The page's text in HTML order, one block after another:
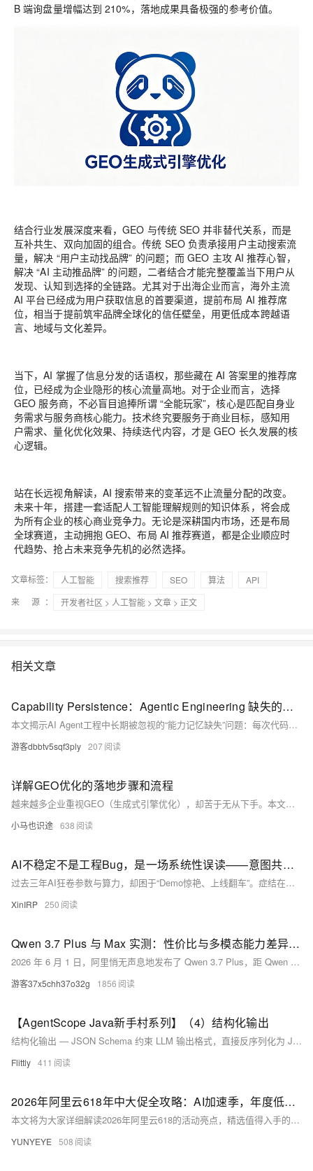
B 端询盘量增幅达到 210%，落地成果具备极强的参考价值。
结合行业发展深度来看，GEO 与传统 SEO 并非替代关系，而是
互补共生、双向加固的组合。传统 SEO 负责承接用户主动搜索流
量，解决 “用户主动找品牌” 的问题；而 GEO 主攻 AI 推荐心智，
解决 “AI 主动推品牌” 的问题，二者结合才能完整覆盖当下用户从
发现、认知到选择的全链路。尤其对于出海企业而言，海外主流
AI 平台已经成为用户获取信息的首要渠道，提前布局 AI 推荐席
位，相当于提前筑牢品牌全球化的信任壁垒，用更低成本跨越语
言、地域与文化差异。
当下，AI 掌握了信息分发的话语权，那些藏在 AI 答案里的推荐席
位，已经成为企业隐形的核心流量高地。对于企业而言，选择
GEO 服务商，不必盲目追捧所谓 “全能玩家”，核心是匹配自身业
务需求与服务商核心能力。技术终究要服务于商业目标，感知用
户需求、量化优化效果、持续迭代内容，才是 GEO 长久发展的核
心逻辑。
站在长远视角解读，AI 搜索带来的变革远不止流量分配的改变。
未来十年，搭建一套适配人工智能理解规则的知识体系 ，将会成
为所有企业的核心商业竞争力。无论是深耕国内市场，还是布局
全球赛道，主动拥抱 GEO、布局 AI 推荐赛道，都是企业顺应时
代趋势、抢占未来竞争先机的必然选择。
文章标签： 人工智能 搜索推荐 SEO 算法
API
来 源：
开发者社区 > 人工智能 > 文章 > 正文
相关文章
Capability Persistence：Agentic Engineering 缺失的能力记忆层
本文揭示AI Agent工程中长期被忽视的“能力记忆缺失”问题：每次代码评审（Review）产生的执行性信息（如“该Agent在安全逻辑上判断力偏差”）均被系统性丢弃，仅规范性信息被用于更新规则。据此提出两条公理，推导出填补缺口的双闭环架构——在既有知识路径（Knowledge Path）之外，新增能力路径（Capability Path），通过Registry（持久化存储）、Router（任务路由）与Adapter（反馈适配）实现Agent执行能力的跨会话记忆与优化。
游客dbbtv5sqf3ply 207
详解GEO优化的落地步骤和流程
越来越多企业重视GEO（生成式引擎优化），却苦于无从下手。本文基于多年实战经验，系统拆解GEO落地三步法：前期精准定位、中期5步实操（内容矩阵→语义关键词→技术适配→部署监测→迭代优化）、后期长效维护，避坑提效，助力品牌抢占AI流量入口。（239字）
小马也识途 638
AI不稳定不是工程Bug，是一场系统性误读——意图共鸣科技行业洞察
过去三年AI狂卷参数与算力，却困于“Demo惊艳、上线翻车”。症结在于误读“AI稳定性”——它非传统软件不宕机，而是大模型在行为分寸、长期记忆、责任可溯、商业可持续四维的结构性缺失。意图共鸣科技正深耕此深水区。
XinIRP 250
Qwen 3.7 Plus 与 Max 实测：性价比与多模态能力差异解析（2026）
2026 年 6 月 1 日，阿里悄无声息地发布了 Qwen 3.7 Plus，距 Qwen 3.7 Max 上线刚好 11 天。同样的 1M 上下文，同样的 35 小时自治上限。但价格才是头条：Plus 是 0.40/M输入，Max是 2.50/M——便宜约 6 倍——并且还能看图、看视频。Vision Arena 上 Plus 已经排到 #16。所以这周真正值得讨论的问题不是”要不要为视觉能力买单”，而是”Max 凭什么用 6 倍价格换来 2 个百分点的 benchmark 领先”。
游客37x5chh37o32g 1856
【AgentScope Java新手村系列】（4）结构化输出
结构化输出 — JSON Schema 约束 LLM 输出格式，直接反序列化为 Java POJO，打通文本到对象的转换。
Flittly 411
2026年阿里云618年中大促全攻略：AI加速季，年度低价云服务器推荐指南
本文将为大家详细解读2026年阿里云618的活动亮点，精选值得入手的高性价比便宜云服务器，助力大家低成本上云！
YUNYEYE 508